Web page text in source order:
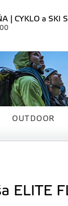
CYKLO a SKI
OUTDOOR
ELITE